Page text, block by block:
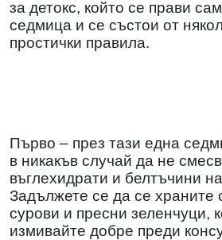
за детокс, който се прави
седмица и се състои от
простички правила.
Първо – през тази една
в никакъв случай да не
въглехидрати и белтъчини
Задължете се да се храните
сурови и пресни зеленчуци,
измивайте добре преди